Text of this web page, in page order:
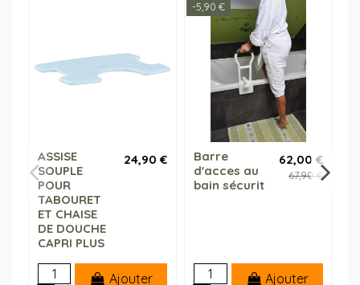
ASSISE
SOUPLE
POUR
TABOURET
ET CHAISE
DE DOUCHE
CAPRI PLUS
24,90 €
Ajouter
-5,90 €
Barre
d'acces au
bain sécurit
62,00 €
67,90 €
Ajouter